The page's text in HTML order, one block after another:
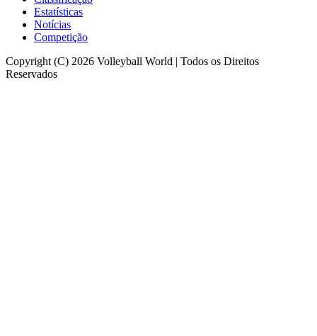
Estatísticas
Notícias
Competição
Copyright (C) 2026 Volleyball World | Todos os Direitos
Reservados